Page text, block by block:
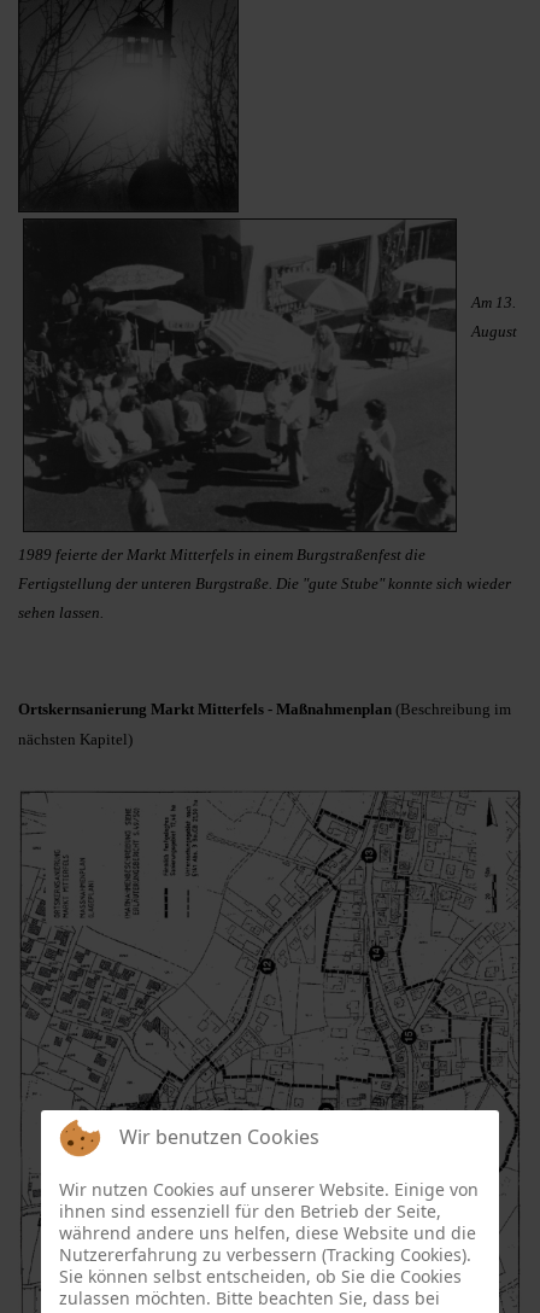
Am 13.
August
1989 feierte der Markt Mitterfels in einem Burgstraßenfest die
Fertigstellung der unteren Burgstraße. Die "gute Stube" konnte sich wieder
sehen lassen.
Ortskernsanierung Markt Mitterfels - Maßnahmenplan (Beschreibung im
nächsten Kapitel)
Wir benutzen Cookies
Wir nutzen Cookies auf unserer Website. Einige von
ihnen sind essenziell für den Betrieb der Seite,
während andere uns helfen, diese Website und die
Nutzererfahrung zu verbessern (Tracking Cookies).
Sie können selbst entscheiden, ob Sie die Cookies
zulassen möchten. Bitte beachten Sie, dass bei